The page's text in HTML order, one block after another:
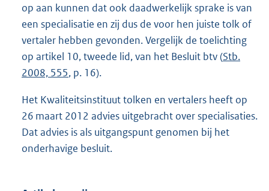
op aan kunnen dat ook daadwerkelijk sprake is van
een specialisatie en zij dus de voor hen juiste tolk of
vertaler hebben gevonden. Vergelijk de toelichting
op artikel 10, tweede lid, van het Besluit btv (Stb.
2008, 555, p. 16).
Het Kwaliteitsinstituut tolken en vertalers heeft op
26 maart 2012 advies uitgebracht over specialisaties.
Dat advies is als uitgangspunt genomen bij het
onderhavige besluit.